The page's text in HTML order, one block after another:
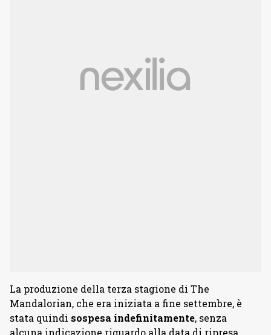
La produzione della terza stagione di The
Mandalorian, che era iniziata a fine settembre, è
stata quindi sospesa indefinitamente, senza
alcuna indicazione riguardo alla data di ripresa.